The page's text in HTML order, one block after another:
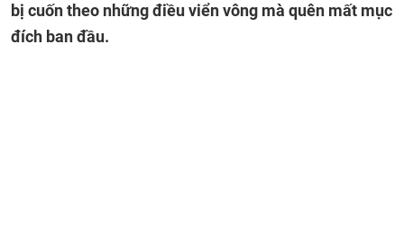
bị cuốn theo những điều viển vông mà quên mất mục
đích ban đầu.